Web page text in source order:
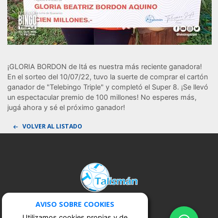
¡GLORIA BORDON de Itá es nuestra más reciente ganadora!
En el sorteo del 10/07/22, tuvo la suerte de comprar el cartón
ganador de "Telebingo Triple" y completó el Super 8. ¡Se llevó
un espectacular premio de 100 millones! No esperes más,
jugá ahora y sé el próximo ganador!
VOLVER AL LISTADO
AVISO SOBRE COOKIES
Utilizamos cookies propias y de
terceros necesarias para el correcto
en nuestras interacciones con los
TALISMAN S.A.